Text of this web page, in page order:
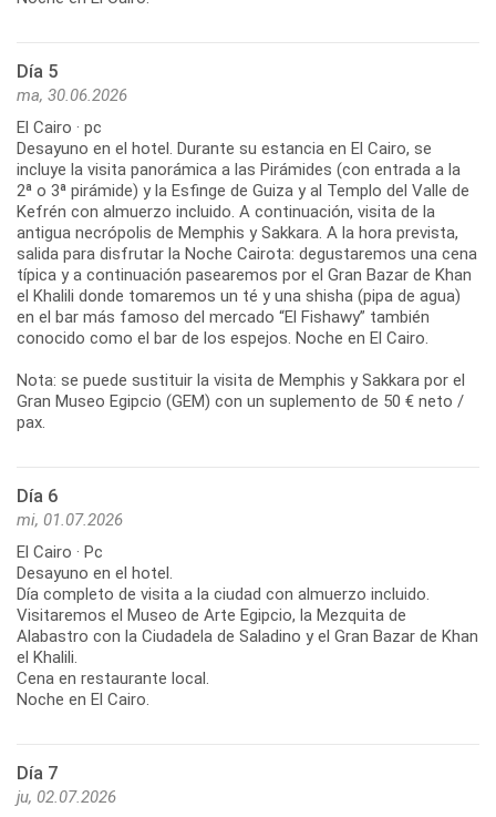
Día 5
ma, 30.06.2026
El Cairo · pc
Desayuno en el hotel. Durante su estancia en El Cairo, se
incluye la visita panorámica a las Pirámides (con entrada a la
2ª o 3ª pirámide) y la Esfinge de Guiza y al Templo del Valle de
Kefrén con almuerzo incluido. A continuación, visita de la
antigua necrópolis de Memphis y Sakkara. A la hora prevista,
salida para disfrutar la Noche Cairota: degustaremos una cena
típica y a continuación pasearemos por el Gran Bazar de Khan
el Khalili donde tomaremos un té y una shisha (pipa de agua)
en el bar más famoso del mercado “El Fishawy” también
conocido como el bar de los espejos. Noche en El Cairo.
Nota: se puede sustituir la visita de Memphis y Sakkara por el
Gran Museo Egipcio (GEM) con un suplemento de 50 € neto /
pax.
Día 6
mi, 01.07.2026
El Cairo · Pc
Desayuno en el hotel.
Día completo de visita a la ciudad con almuerzo incluido.
Visitaremos el Museo de Arte Egipcio, la Mezquita de
Alabastro con la Ciudadela de Saladino y el Gran Bazar de Khan
el Khalili.
Cena en restaurante local.
Noche en El Cairo.
Día 7
ju, 02.07.2026